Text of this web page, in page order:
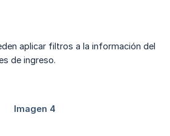
aplicar filtros a la información del
de ingreso.